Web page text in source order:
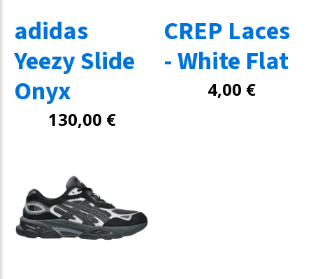
adidas
Yeezy Slide
Onyx
130,00 €
CREP Laces
- White Flat
4,00 €